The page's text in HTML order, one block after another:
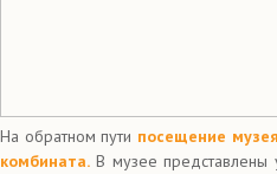
На обратном пути посещение
комбината. В музее представлены